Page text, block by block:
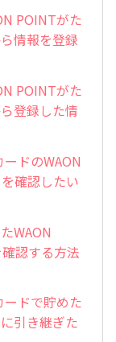
POINTがた
情報を登録
POINTがた
登録した情
ドのWAON
確認したい
WAON
認する方法
ードで貯めた
引き継ぎた